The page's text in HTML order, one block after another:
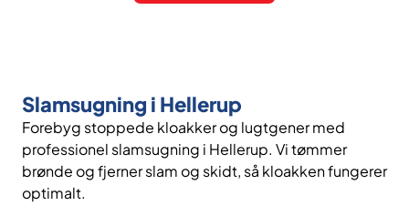
Slamsugning i Hellerup
Forebyg stoppede kloakker og lugtgener med
professionel slamsugning i Hellerup. Vi tømmer
brønde og fjerner slam og skidt, så kloakken fungerer
optimalt.